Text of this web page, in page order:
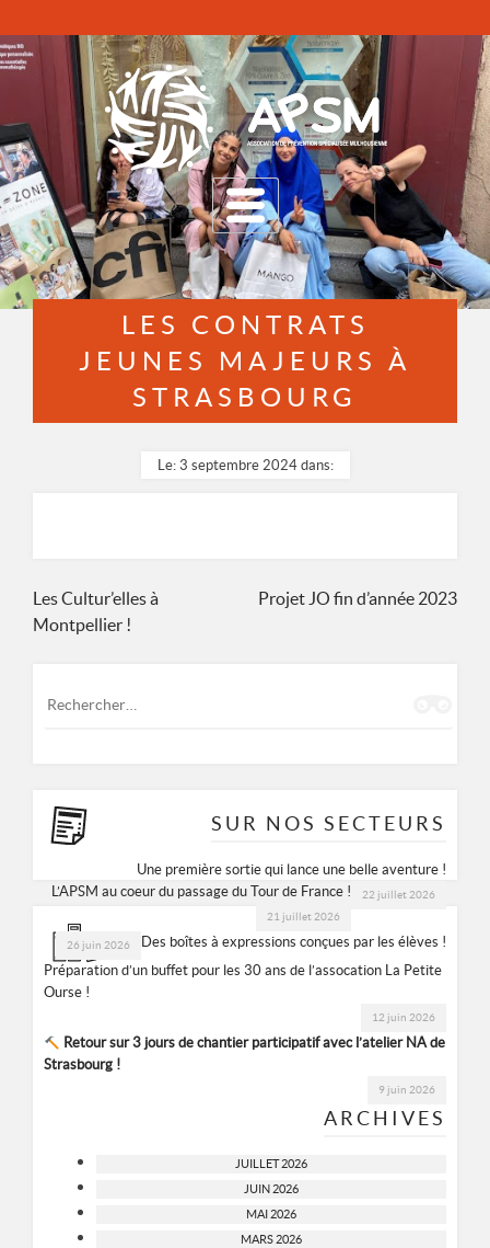
0389665677
LES CONTRATS
JEUNES MAJEURS À
STRASBOURG
Le: 3 septembre 2024 dans:
Navigation
de
Les Cultur’elles à
Montpellier !
Projet JO fin d’année 2023
SUR NOS SECTEURS
Une première sortie qui lance une belle aventure !
22 juillet 2026
L’APSM au coeur du passage du Tour de France !
21 juillet 2026
Des boîtes à expressions conçues par les élèves !
26 juin 2026
Préparation d’un buffet pour les 30 ans de l’assocation La Petite
Ourse !
12 juin 2026
Retour sur 3 jours de chantier participatif avec l’atelier NA de
Strasbourg !
9 juin 2026
ARCHIVES
JUILLET 2026
JUIN 2026
MAI 2026
MARS 2026